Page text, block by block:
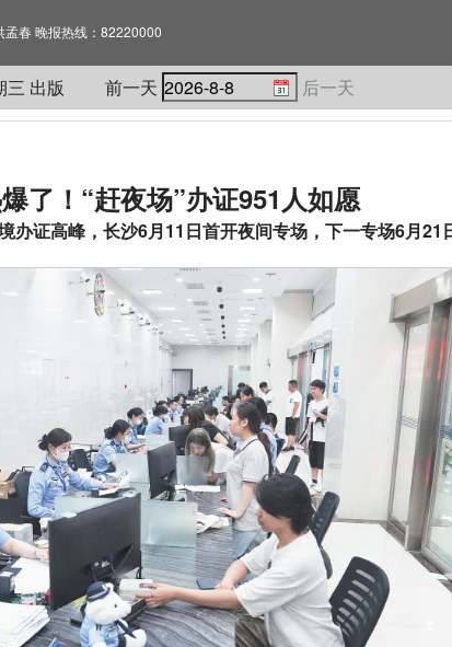
孟春 晚报热线：82220000
三 出版 前一天 后一天
了！“赶夜场”办证951人如愿
办证高峰，长沙6月11日首开夜间专场，下一专场6月21